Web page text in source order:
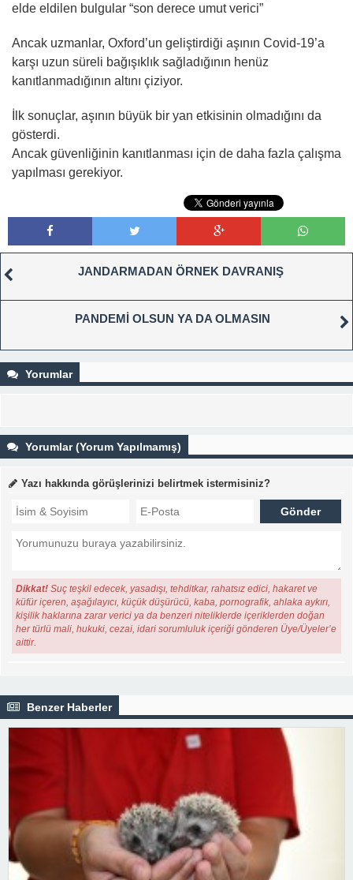
elde eldilen bulgular “son derece umut verici”
Ancak uzmanlar, Oxford’un geliştirdiği aşının Covid-19’a
karşı uzun süreli bağışıklık sağladığının henüz
kanıtlanmadığının altını çiziyor.
İlk sonuçlar, aşının büyük bir yan etkisinin olmadığını da
gösterdi.
Ancak güvenliğinin kanıtlanması için de daha fazla çalışma
yapılması gerekiyor.
JANDARMADAN ÖRNEK DAVRANIŞ
PANDEMİ OLSUN YA DA OLMASIN
Yorumlar
Yorumlar (Yorum Yapılmamış)
Yazı hakkında görüşlerinizi belirtmek istermisiniz?
Dikkat! Suç teşkil edecek, yasadışı, tehditkar, rahatsız edici, hakaret ve
küfür içeren, aşağılayıcı, küçük düşürücü, kaba, pornografik, ahlaka aykırı,
kişilik haklarına zarar verici ya da benzeri niteliklerde içeriklerden doğan
her türlü mali, hukuki, cezai, idari sorumluluk içeriği gönderen Üye/Üyeler’e
aittir.
Benzer Haberler